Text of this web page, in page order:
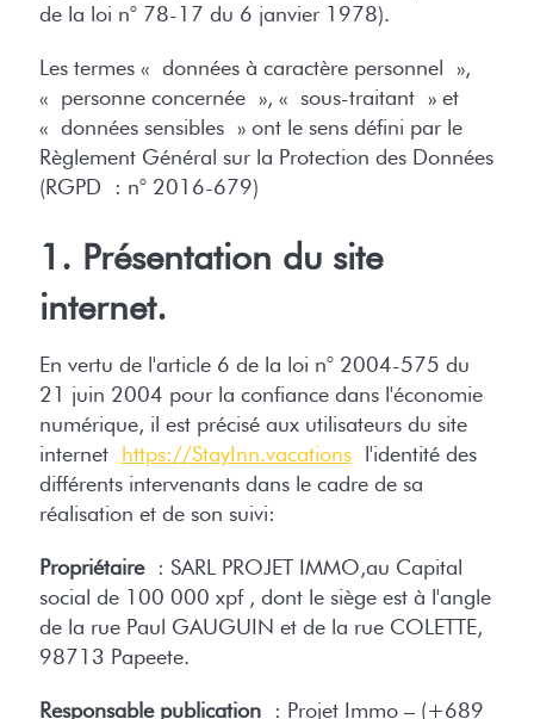
de la loi n° 78-17 du 6 janvier 1978).
Les termes « données à caractère personnel »,
« personne concernée », « sous-traitant » et
« données sensibles » ont le sens défini par le
Règlement Général sur la Protection des Données
(RGPD : n° 2016-679)
1. Présentation du site
internet.
En vertu de l'article 6 de la loi n° 2004-575 du
21 juin 2004 pour la confiance dans l'économie
numérique, il est précisé aux utilisateurs du site
internet https://StayInn.vacationsl'identité des
différents intervenants dans le cadre de sa
réalisation et de son suivi:
Propriétaire: SARL PROJET IMMO,au Capital
social de 100 000 xpf , dont le siège est à l'angle
de la rue Paul GAUGUIN et de la rue COLETTE,
98713 Papeete.
Responsable publication: Projet Immo – (+689